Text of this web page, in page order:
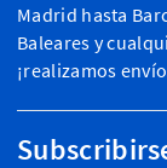
Madrid hasta
Baleares y
¡realizamos